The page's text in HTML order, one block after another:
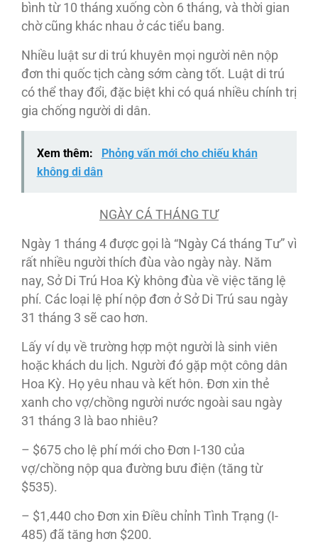
bình từ 10 tháng xuống còn 6 tháng, và thời gian
chờ cũng khác nhau ở các tiểu bang.
Nhiều luật sư di trú khuyên mọi người nên nộp
đơn thi quốc tịch càng sớm càng tốt. Luật di trú
có thể thay đổi, đặc biệt khi có quá nhiều chính trị
gia chống người di dân.
Xem thêm:
Phỏng vấn mới cho chiếu khán
không di dân
NGÀY CÁ THÁNG TƯ
Ngày 1 tháng 4 được gọi là “Ngày Cá tháng Tư” vì
rất nhiều người thích đùa vào ngày này. Năm
nay, Sở Di Trú Hoa Kỳ không đùa về việc tăng lệ
phí. Các loại lệ phí nộp đơn ở Sở Di Trú sau ngày
31 tháng 3 sẽ cao hơn.
Lấy ví dụ về trường hợp một người là sinh viên
hoặc khách du lịch. Người đó gặp một công dân
Hoa Kỳ. Họ yêu nhau và kết hôn. Đơn xin thẻ
xanh cho vợ/chồng người nước ngoài sau ngày
31 tháng 3 là bao nhiêu?
– $675 cho lệ phí mới cho Đơn I-130 của
vợ/chồng nộp qua đường bưu điện (tăng từ
$535).
– $1,440 cho Đơn xin Điều chỉnh Tình Trạng (I-
485) đã tăng hơn $200.